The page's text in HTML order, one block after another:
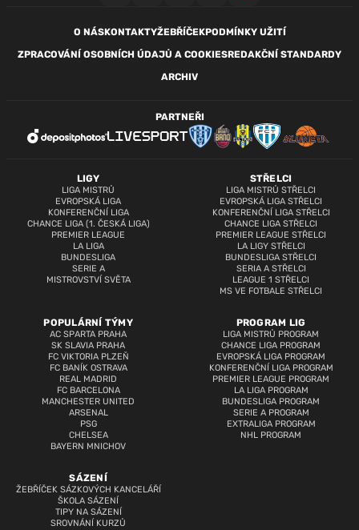
O NÁSKONTAKTYŽEBŘÍČEKPODMÍNKY UŽITÍ
ZPRACOVÁNÍ OSOBNÍCH ÚDAJŮ A COOKIESREDAKČNÍ STANDARDY
ARCHIV
LIGY
LIGA MISTRŮ
EVROPSKÁ LIGA
KONFERENČNÍ LIGA
CHANCE LIGA (1. ČESKÁ LIGA)
PREMIER LEAGUE
LA LIGA
BUNDESLIGA
SERIE A
MISTROVSTVÍ SVĚTA
STŘELCI
LIGA MISTRŮ STŘELCI
EVROPSKÁ LIGA STŘELCI
KONFERENČNÍ LIGA STŘELCI
CHANCE LIGA STŘELCI
PREMIER LEAGUE STŘELCI
LA LIGY STŘELCI
BUNDESLIGA STŘELCI
SERIA A STŘELCI
LEAGUE 1 STŘELCI
MS VE FOTBALE STŘELCI
POPULÁRNÍ TÝMY
AC SPARTA PRAHA
SK SLAVIA PRAHA
FC VIKTORIA PLZEŇ
FC BANÍK OSTRAVA
REAL MADRID
FC BARCELONA
MANCHESTER UNITED
ARSENAL
PSG
CHELSEA
BAYERN MNICHOV
PROGRAM LIG
LIGA MISTRŮ PROGRAM
CHANCE LIGA PROGRAM
EVROPSKÁ LIGA PROGRAM
KONFERENČNÍ LIGA PROGRAM
PREMIER LEAGUE PROGRAM
LA LIGA PROGRAM
BUNDESLIGA PROGRAM
SERIE A PROGRAM
EXTRALIGA PROGRAM
NHL PROGRAM
SÁZENÍ
ŽEBŘÍČEK SÁZKOVÝCH KANCELÁŘÍ
ŠKOLA SÁZENÍ
TIPY NA SÁZENÍ
SROVNÁNÍ KURZŮ
PARTNEŘI